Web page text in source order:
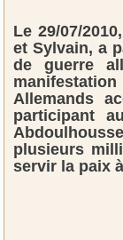
Le 29/07/
et Sylvain, a
de guerre
Allemands
participant
plusieurs
servir la paix